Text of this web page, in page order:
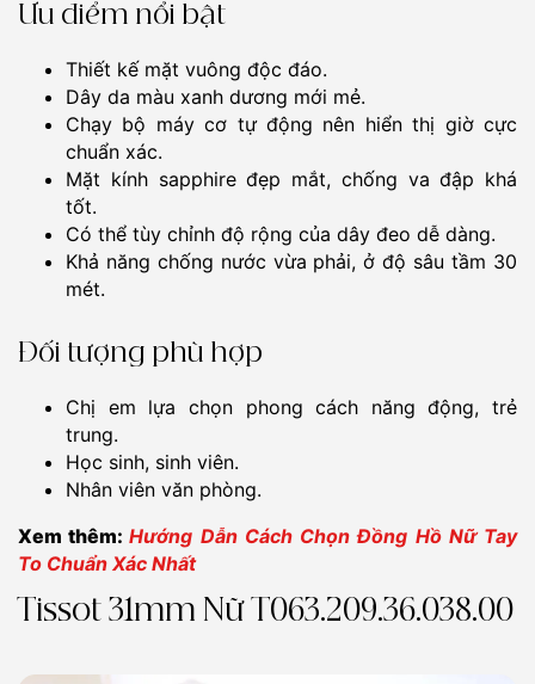
Ưu điểm nổi bật
Thiết kế mặt vuông độc đáo.
Dây da màu xanh dương mới mẻ.
Chạy bộ máy cơ tự động nên hiển thị giờ cực
chuẩn xác.
Mặt kính sapphire đẹp mắt, chống va đập khá
tốt.
Có thể tùy chỉnh độ rộng của dây đeo dễ dàng.
Khả năng chống nước vừa phải, ở độ sâu tầm 30
mét.
Đối tượng phù hợp
Chị em lựa chọn phong cách năng động, trẻ
trung.
Học sinh, sinh viên.
Nhân viên văn phòng.
Xem thêm:Hướng Dẫn Cách Chọn Đồng Hồ Nữ Tay
To Chuẩn Xác Nhất
Tissot 31mm Nữ T063.209.36.038.00